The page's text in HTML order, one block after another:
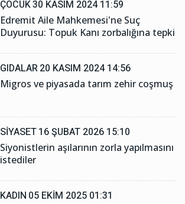
ÇOCUK30 KASIM 2024 11:59
Edremit Aile Mahkemesi'ne Suç
Duyurusu: Topuk Kanı zorbalığına tepki
GIDALAR20 KASIM 2024 14:56
Migros ve piyasada tarım zehir coşmuş
SIYASET16 ŞUBAT 2026 15:10
Siyonistlerin aşılarının zorla yapılmasını
istediler
KADIN 05 EKIM 2025 01:31